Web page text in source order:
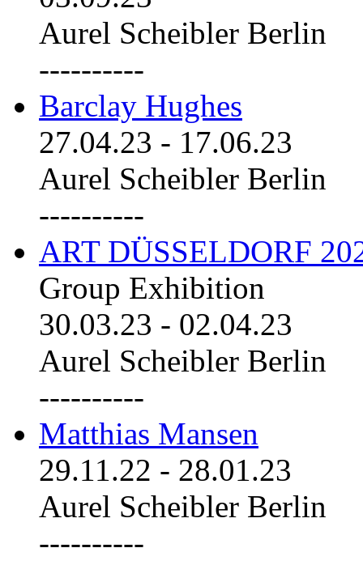
Aurel Scheibler Berlin
----------
Barclay Hughes
27.04.23 - 17.06.23
Aurel Scheibler Berlin
----------
ART DÜSSELDORF
Group Exhibition
30.03.23 - 02.04.23
Aurel Scheibler Berlin
----------
Matthias Mansen
29.11.22 - 28.01.23
Aurel Scheibler Berlin
----------